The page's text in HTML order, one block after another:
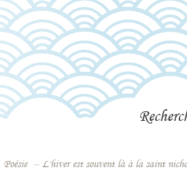
Poésie – L'hiver est souvent là à la saint